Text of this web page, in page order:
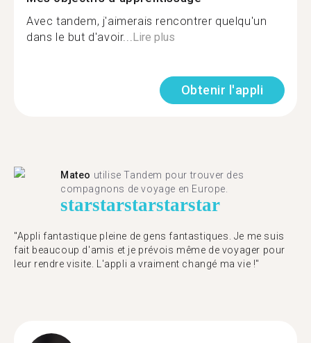
Avec tandem, j'aimerais rencontrer quelqu'un
dans le but d'avoir...Lire plus
Obtenir l'appli
Mateo utilise Tandem pour trouver des
compagnons de voyage en Europe.
starstarstarstarstar
"Appli fantastique pleine de gens fantastiques. Je me suis
fait beaucoup d'amis et je prévois même de voyager pour
leur rendre visite. L'appli a vraiment changé ma vie !"